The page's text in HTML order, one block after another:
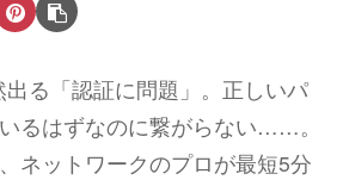
る「認証に問題」。正しいパ
るはずなのに繋がらない……。
ネットワークのプロが最短5分